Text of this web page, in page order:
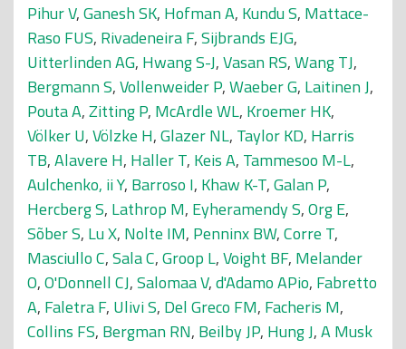
Pihur V,Ganesh SK, Hofman A, Kundu S, Mattace-
Raso FUS, Rivadeneira F,Sijbrands EJG,
Uitterlinden AG, Hwang S-J,Vasan RS,Wang TJ,
Bergmann S,Vollenweider P,Waeber G, Laitinen J,
Pouta A,Zitting P, McArdle WL, Kroemer HK,
Völker U,Völzke H,Glazer NL, Taylor KD, Harris
TB,Alavere H, Haller T, Keis A, Tammesoo M-L,
Aulchenko, ii Y, Barroso I, Khaw K-T,Galan P,
Hercberg S, Lathrop M, Eyheramendy S,Org E,
Sõber S, Lu X, Nolte IM, Penninx BW,Corre T,
Masciullo C,Sala C,Groop L,Voight BF, Melander
O,O'Donnell CJ,Salomaa V,d'Adamo APio, Fabretto
A, Faletra F, Ulivi S, Del Greco FM, Facheris M,
Collins FS, Bergman RN, Beilby JP, Hung J,A Musk